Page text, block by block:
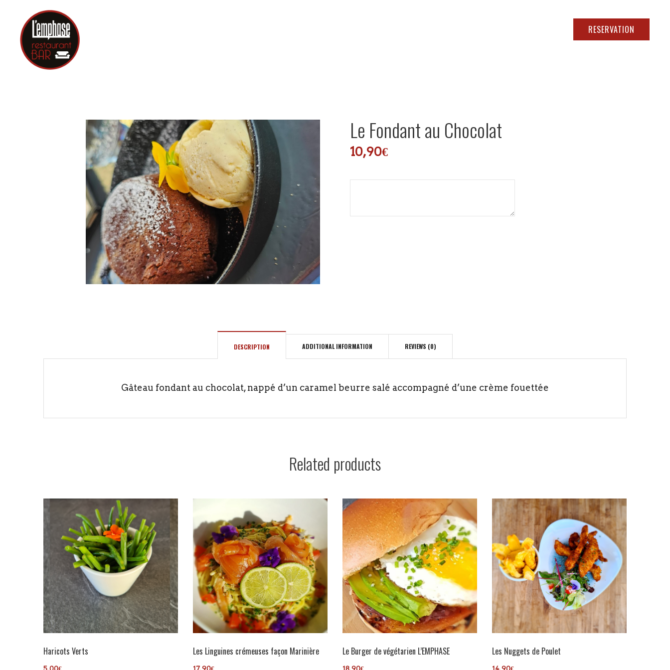
RESERVATION
Le Fondant au Chocolat
10,90€
DESCRIPTION ADDITIONAL INFORMATION REVIEWS (0)
Gâteau fondant au chocolat, nappé d’un caramel beurre salé accompagné d’une crème fouettée
Related products
Haricots Verts Les Linguines crémeuses façon Marinière Le Burger de végétarien L’EMPHASE Les Nuggets de Poulet